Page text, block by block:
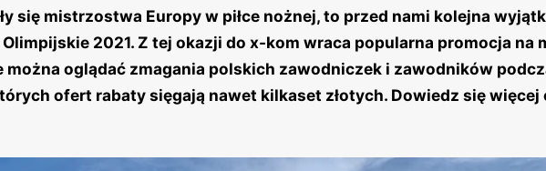
się mistrzostwa Europy w piłce nożnej, to przed nami kolejna
2021. Z tej okazji do x-kom wraca popularna promocja na
oglądać zmagania polskich zawodniczek i zawodników
ofert rabaty sięgają nawet kilkaset złotych. Dowiedz się więcej